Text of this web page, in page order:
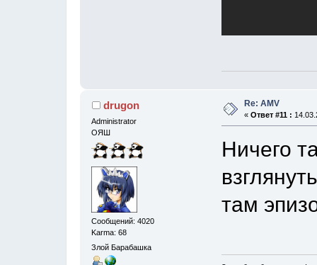
drugon
Administrator
ОЯШ
Сообщений: 4020
Karma: 68
Злой Барабашка
Re: AMV
« Ответ #11 :
Ничего
там